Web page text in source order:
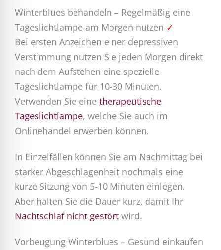
Winterblues behandeln – Regelmäßig eine
Tageslichtlampe am Morgen nutzen ✓
Bei ersten Anzeichen einer depressiven
Verstimmung nutzen Sie jeden Morgen direkt
nach dem Aufstehen eine spezielle
Tageslichtlampe für 10-30 Minuten.
Verwenden Sie eine therapeutische
Tageslichtlampe, welche Sie auch im
Onlinehandel erwerben können.
In Einzelfällen können Sie am Nachmittag bei
starker Abgeschlagenheit nochmals eine
kurze Sitzung von 5-10 Minuten einlegen.
Aber halten Sie die Dauer kurz, damit Ihr
Nachtschlaf nicht gestört wird.
Vorbeugung Winterblues – Gesund einkaufen